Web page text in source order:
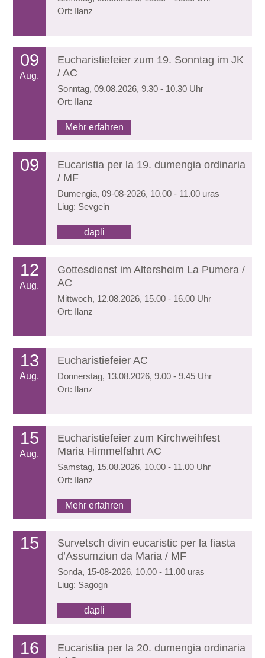
Ort: Ilanz
09
Aug.
Eucharistiefeier zum 19. Sonntag im JK
/ AC
Sonntag, 09.08.2026, 9.30 - 10.30 Uhr
Ort: Ilanz
Mehr erfahren
09
Eucaristia per la 19. dumengia ordinaria
/ MF
Dumengia, 09-08-2026, 10.00 - 11.00 uras
Liug: Sevgein
dapli
12
Aug.
Gottesdienst im Altersheim La Pumera /
AC
Mittwoch, 12.08.2026, 15.00 - 16.00 Uhr
Ort: Ilanz
13
Aug.
Eucharistiefeier AC
Donnerstag, 13.08.2026, 9.00 - 9.45 Uhr
Ort: Ilanz
15
Aug.
Eucharistiefeier zum Kirchweihfest
Maria Himmelfahrt AC
Samstag, 15.08.2026, 10.00 - 11.00 Uhr
Ort: Ilanz
Mehr erfahren
15
Survetsch divin eucaristic per la fiasta
d’Assumziun da Maria / MF
Sonda, 15-08-2026, 10.00 - 11.00 uras
Liug: Sagogn
dapli
16
Eucaristia per la 20. dumengia ordinaria